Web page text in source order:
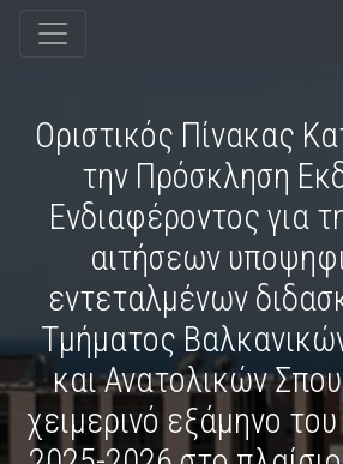
Οριστικός Πίνακας
την Πρόσκληση
Ενδιαφέροντος για
αιτήσεων
εντεταλμένων
Τμήματος
και Ανατολικών
χειμερινό εξάμηνο